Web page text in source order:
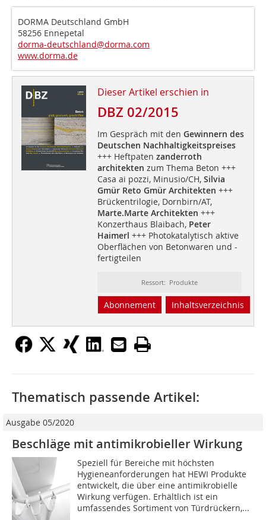
DORMA Deutschland GmbH
58256 Ennepetal
dorma-deutschland@dorma.com
www.dorma.de
Dieser Artikel erschien in
DBZ 02/2015
Im Gespräch mit den Gewinnern des
Deutschen Nachhaltigkeitspreises
+++ Heftpaten zanderroth
architekten zum Thema Beton +++
Casa ai pozzi, Minusio/CH, Silvia
Gmür Reto Gmür Architekten +++
Brückentrilogie, Dornbirn/AT,
Marte.Marte Architekten +++
Konzerthaus Blaibach, Peter
Haimerl +++ Photokatalytisch aktive
Oberflächen von Betonwaren und -
fertigteilen
Ressort: Produkte
Abonnement Inhaltsverzeichnis
Thematisch passende Artikel:
Ausgabe 05/2020
Beschläge mit antimikrobieller Wirkung
Speziell für Bereiche mit höchsten
Hygieneanforderungen hat HEWI Produkte
entwickelt, die über eine antimikrobielle
Wirkung verfügen. Erhältlich ist ein
umfassendes Sortiment von Türdrückern,...